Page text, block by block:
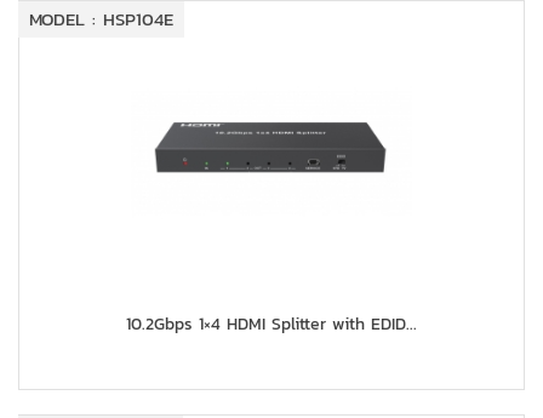
MODEL : HSP104E
10.2Gbps 1×4 HDMI Splitter with EDID...